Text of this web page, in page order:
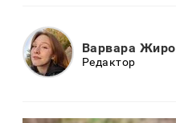
Варвара
Редактор